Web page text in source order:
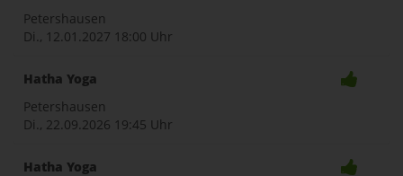
Petershausen
Di., 12.01.2027 18:00 Uhr
Hatha Yoga
Petershausen
Di., 22.09.2026 19:45 Uhr
Hatha Yoga